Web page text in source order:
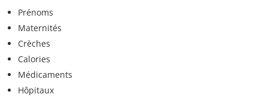
Prénoms
Maternités
Crèches
Calories
Médicaments
Hôpitaux